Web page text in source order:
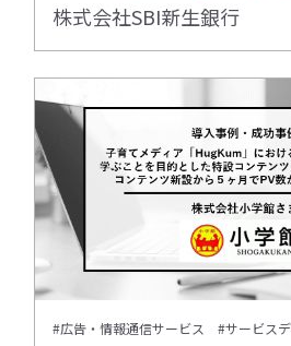
株式会社SBI新生銀行
#広告・情報通信サービス #サービス